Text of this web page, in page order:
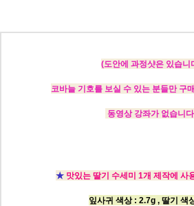
(도안에 과정샷은 있습니
코바늘 기호를 보실 수 있는 분들만 구
동영상 강좌가 없습니
★ 맛있는 딸기 수세미 1개 제작에 사
잎사귀 색상 : 2.7g , 딸기 색